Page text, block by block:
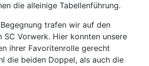
die alleinige Tabellenführung.
trafen wir auf den
SC Vorwerk. Hier konnten unsere
ihrer Favoritenrolle gerecht
die beiden Doppel, als auch die